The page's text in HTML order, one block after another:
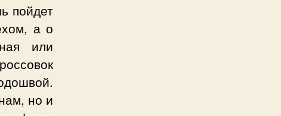
пойдет
а о
или
но и